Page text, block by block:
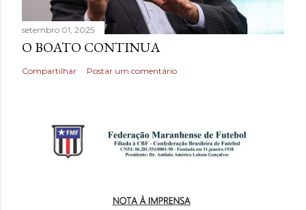
setembro 01, 2025
O BOATO CONTINUA
Compartilhar Postar um comentário